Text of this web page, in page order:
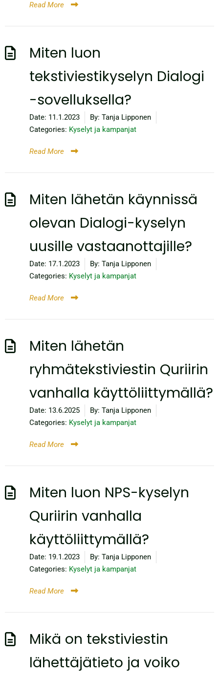
Read More
Miten luon
tekstiviestikyselyn Dialogi
-sovelluksella?
Date: 11.1.2023 By: Tanja Lipponen
Categories: Kyselyt ja kampanjat
Read More
Miten lähetän käynnissä
olevan Dialogi-kyselyn
uusille vastaanottajille?
Date: 17.1.2023 By: Tanja Lipponen
Categories: Kyselyt ja kampanjat
Read More
Miten lähetän
ryhmätekstiviestin Quriirin
vanhalla käyttöliittymällä?
Date: 13.6.2025 By: Tanja Lipponen
Categories: Kyselyt ja kampanjat
Read More
Miten luon NPS-kyselyn
Quriirin vanhalla
käyttöliittymällä?
Date: 19.1.2023 By: Tanja Lipponen
Categories: Kyselyt ja kampanjat
Read More
Mikä on tekstiviestin
lähettäjätieto ja voiko